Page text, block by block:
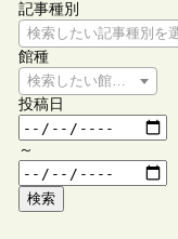
記事種別
検索したい記事種別を
館種
検索したい館種を選択
投稿日
～
検索